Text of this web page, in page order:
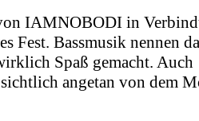
IAMNOBODI in
Fest. Bassmusik nennen
Spaß gemacht. Auch
angetan von dem